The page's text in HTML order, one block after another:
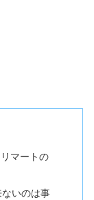
マートの
いのは事